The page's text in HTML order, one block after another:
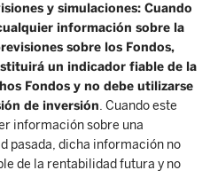
y simulaciones: Cuando
información sobre la
sobre los Fondos,
un indicador fiable de la
Fondos y no debe utilizarse
de inversión . Cuando este
información sobre una
pasada, dicha información no
de la rentabilidad futura y no